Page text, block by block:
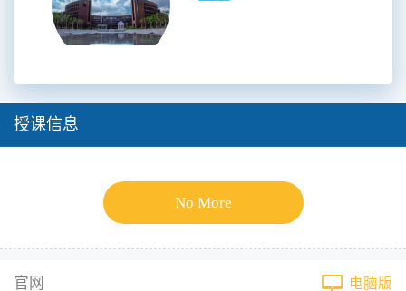
授课信息
No More
官网 电脑版